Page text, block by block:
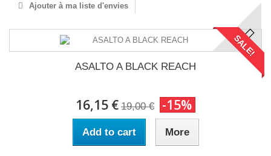
Ajouter à ma liste d'envies
SALE!
ASALTO A BLACK REACH
16,15 € 19,00 € -15%
Add to cart More